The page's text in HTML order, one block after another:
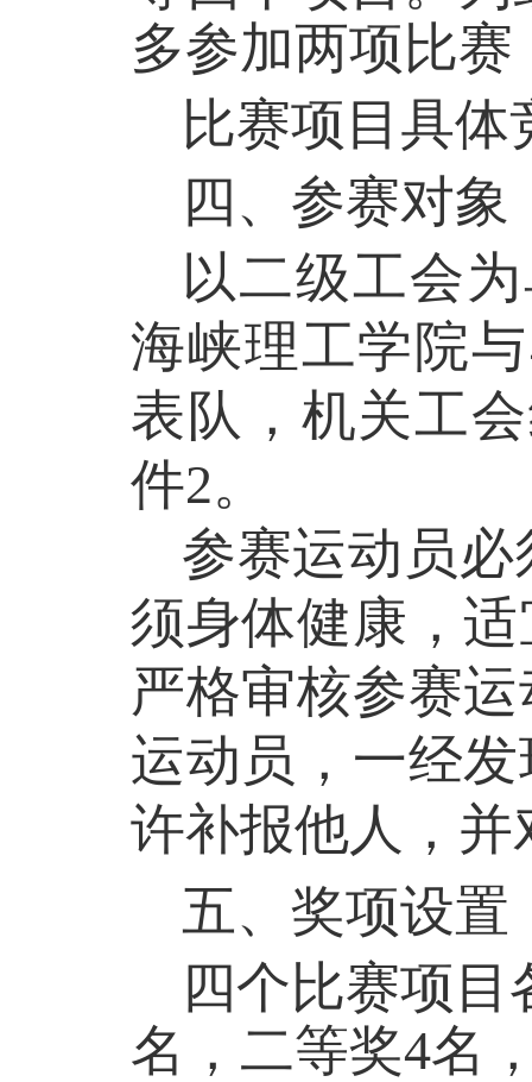
多参加两项比
比赛项目具体
四、 参赛对象
以二级工会
海峡理工学院
表队 ，机关工
件2。
参赛运动员
须身体健康，
严格审核参赛
运动员，一经
许补报他人，
五、 奖项设置
四个比赛项目
名，二等奖4名